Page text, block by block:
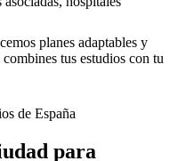
planes adaptables y
tus estudios con tu
de España
para